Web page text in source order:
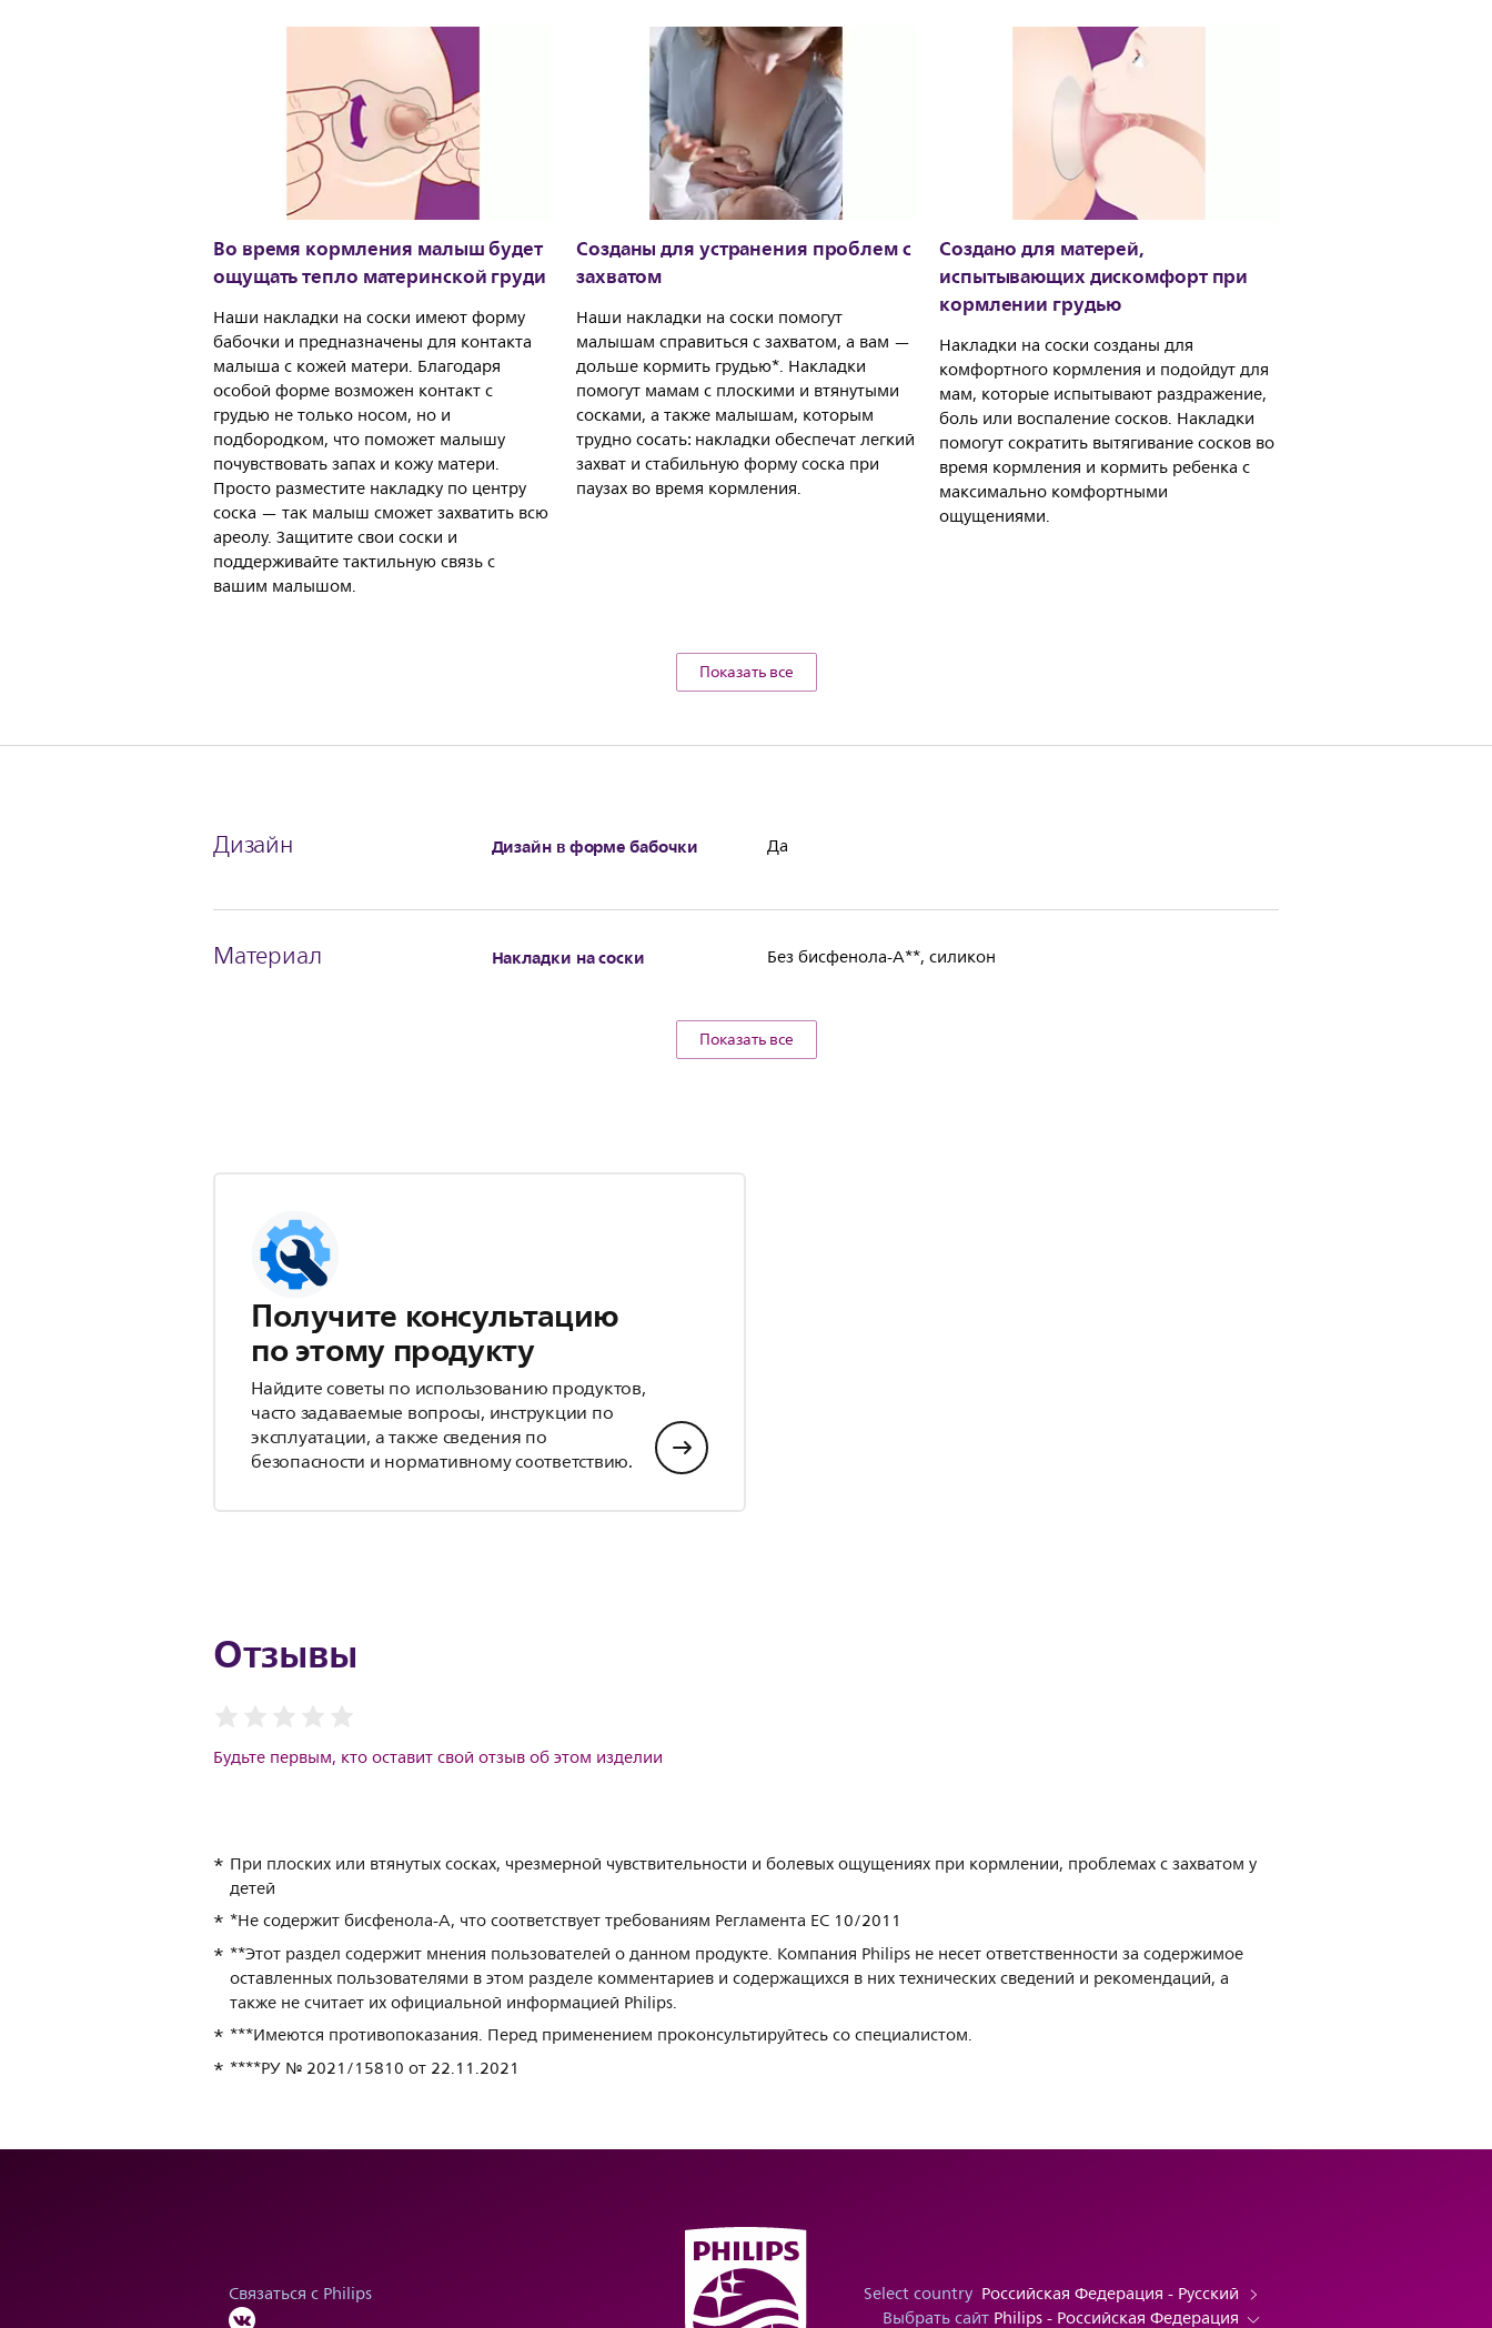
Во время кормления малыш будет
ощущать тепло материнской груди
Наши накладки на соски имеют форму
бабочки и предназначены для контакта
малыша с кожей матери. Благодаря
особой форме возможен контакт с
грудью не только носом, но и
подбородком, что поможет малышу
почувствовать запах и кожу матери.
Просто разместите накладку по центру
соска — так малыш сможет захватить всю
ареолу. Защитите свои соски и
поддерживайте тактильную связь с
вашим малышом.
Созданы для устранения проблем с
захватом
Наши накладки на соски помогут
малышам справиться с захватом, а вам —
дольше кормить грудью*. Накладки
помогут мамам с плоскими и втянутыми
сосками, а также малышам, которым
трудно сосать: накладки обеспечат легкий
захват и стабильную форму соска при
паузах во время кормления.
Создано для матерей,
испытывающих дискомфорт при
кормлении грудью
Накладки на соски созданы для
комфортного кормления и подойдут для
мам, которые испытывают раздражение,
боль или воспаление сосков. Накладки
помогут сократить вытягивание сосков во
время кормления и кормить ребенка с
максимально комфортными
ощущениями.
Показать все
Дизайн Дизайн в форме бабочки Да
Материал Накладки на соски Без бисфенола-А**, силикон
Показать все
Получите консультацию
по этому продукту
Найдите советы по использованию продуктов,
часто задаваемые вопросы, инструкции по
эксплуатации, а также сведения по
безопасности и нормативному соответствию.
Отзывы
Будьте первым, кто оставит свой отзыв об этом изделии
При плоских или втянутых сосках, чрезмерной чувствительности и болевых ощущениях при кормлении, проблемах с захватом у
детей
*Не содержит бисфенола-А, что соответствует требованиям Регламента ЕС 10/2011
**Этот раздел содержит мнения пользователей о данном продукте. Компания Philips не несет ответственности за содержимое
оставленных пользователями в этом разделе комментариев и содержащихся в них технических сведений и рекомендаций, а
также не считает их официальной информацией Philips.
***Имеются противопоказания. Перед применением проконсультируйтесь со специалистом.
****РУ № 2021/15810 от 22.11.2021
Связаться с Philips Select country Российская Федерация - Русский
Выбрать сайт Philips - Российская Федерация